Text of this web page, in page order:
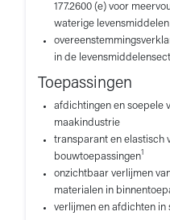
177.2600 (e) voor
waterige levensmiddelen
in de
Toepassingen
afdichtingen en soepele
maakindustrie
transparant en elastisch
bouwtoepassingen1
onzichtbaar verlijmen
materialen in
verlijmen en afdichten in